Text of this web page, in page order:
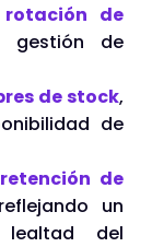
de
gestión de
de stock,
de
de
un
del